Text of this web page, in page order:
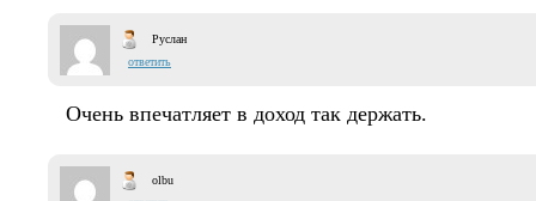
Руслан
ответить
Очень впечатляет в доход так держать.
olbu